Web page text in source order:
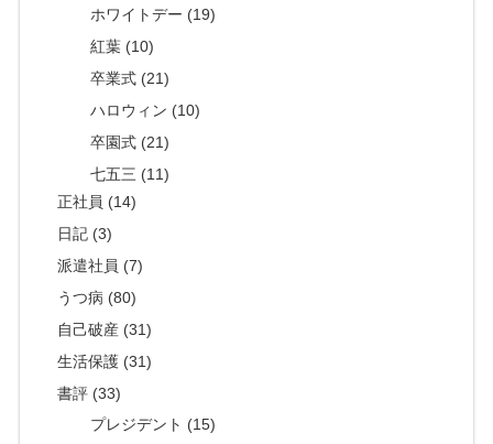
ホワイトデー (19)
紅葉 (10)
卒業式 (21)
ハロウィン (10)
卒園式 (21)
七五三 (11)
正社員 (14)
日記 (3)
派遣社員 (7)
うつ病 (80)
自己破産 (31)
生活保護 (31)
書評 (33)
プレジデント (15)